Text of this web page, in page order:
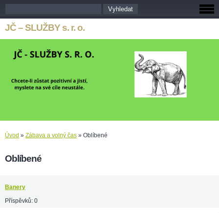
JČ – SLUŽBY s. r. o.
Úvod » Zábava a volný čas » Oblíbené
Oblíbené
Banery
Příspěvků: 0